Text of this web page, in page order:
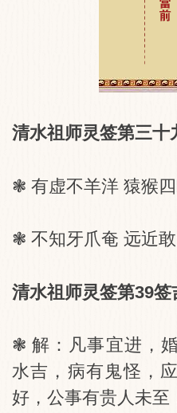
清水祖师灵签第三十
❃ 有虚不羊洋 猿猴
❃ 不知牙爪奄 远近
清水祖师灵签第39签
❃ 解：凡事宜进，
水吉，病有鬼怪，
好，公事有贵人未至